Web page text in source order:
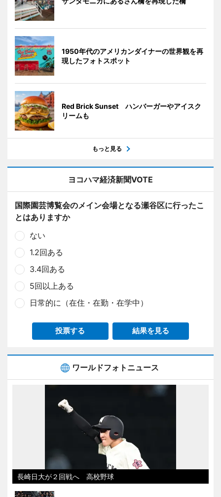
1950年代のアメリカンダイナーの世界観を再
現したフォトスポット
Red Brick Sunset ハンバーガーやアイスク
リームも
もっと見る
ヨコハマ経済新聞VOTE
国際園芸博覧会のメイン会場となる瀬谷区に行ったこ
とはありますか
ない
1.2回ある
3.4回ある
5回以上ある
日常的に（在住・在勤・在学中）
投票する 結果を見る
ワールドフォトニュース
長崎日大が２回戦へ 高校野球